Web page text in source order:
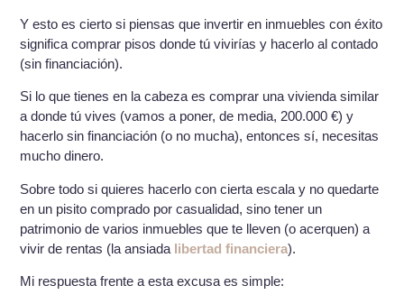
Y esto es cierto si piensas que invertir en inmuebles con éxito
significa comprar pisos donde tú vivirías y hacerlo al contado
(sin financiación).
Si lo que tienes en la cabeza es comprar una vivienda similar
a donde tú vives (vamos a poner, de media, 200.000 €) y
hacerlo sin financiación (o no mucha), entonces sí, necesitas
mucho dinero.
Sobre todo si quieres hacerlo con cierta escala y no quedarte
en un pisito comprado por casualidad, sino tener un
patrimonio de varios inmuebles que te lleven (o acerquen) a
vivir de rentas (la ansiada libertad financiera).
Mi respuesta frente a esta excusa es simple: